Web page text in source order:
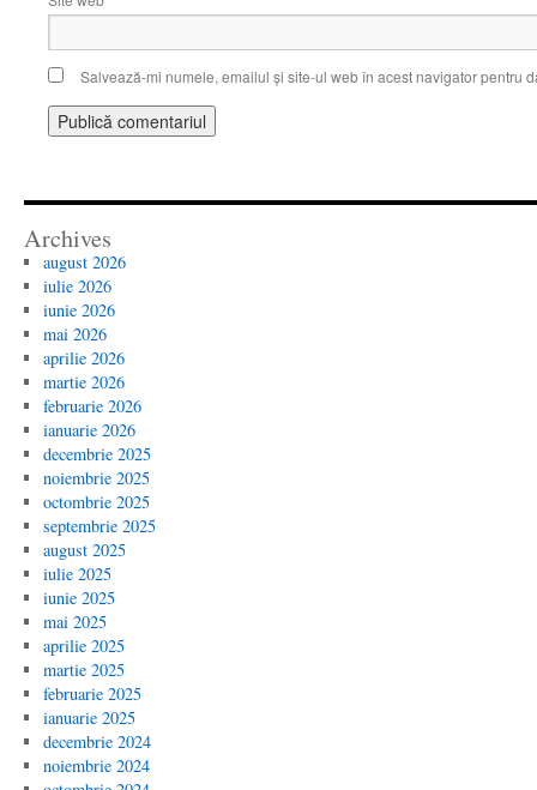
Salvează-mi numele, emailul și site-ul web în acest navigator pentru
Archives
august 2026
iulie 2026
iunie 2026
mai 2026
aprilie 2026
martie 2026
februarie 2026
ianuarie 2026
decembrie 2025
noiembrie 2025
octombrie 2025
septembrie 2025
august 2025
iulie 2025
iunie 2025
mai 2025
aprilie 2025
martie 2025
februarie 2025
ianuarie 2025
decembrie 2024
noiembrie 2024